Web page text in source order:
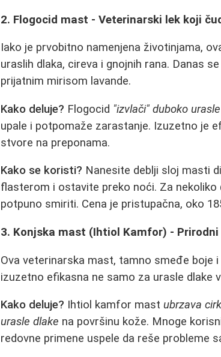
2. Flogocid mast - Veterinarski lek koji
Iako je prvobitno namenjena životinjama,
uraslih dlaka, cireva i gnojnih rana. Danas
prijatnim mirisom lavande.
Kako deluje? Flogocid "izvlači" duboko
upale i potpomaže zarastanje. Izuzetno je
stvore na preponama.
Kako se koristi? Nanesite deblji sloj masti
flasterom i ostavite preko noći. Za nekoliko
potpuno smiriti. Cena je pristupačna, oko
3. Konjska mast (Ihtiol Kamfor) -
Ova veterinarska mast, tamno smeđe boje
izuzetno efikasna ne samo za urasle dlake
Kako deluje? Ihtiol kamfor mast ubrzava
urasle dlake na površinu kože. Mnoge
redovne primene uspele da reše probleme